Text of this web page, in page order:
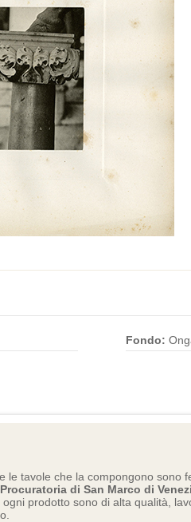
Fondo:
e le tavole che la compongono sono
Procuratoria di San Marco di
prodotto sono di alta qualità,